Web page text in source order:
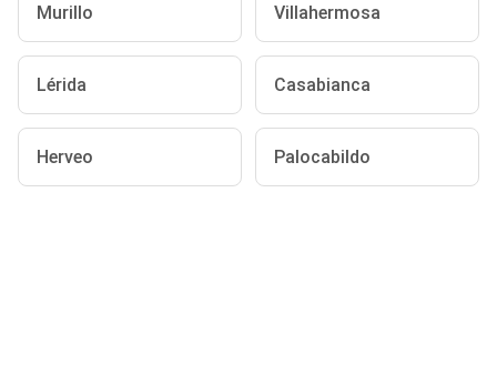
Murillo Villahermosa
Lérida Casabianca
Herveo Palocabildo